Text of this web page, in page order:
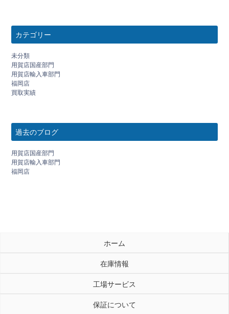
カテゴリー
未分類
用賀店国産部門
用賀店輸入車部門
福岡店
買取実績
過去のブログ
用賀店国産部門
用賀店輸入車部門
福岡店
ホーム
在庫情報
工場サービス
保証について